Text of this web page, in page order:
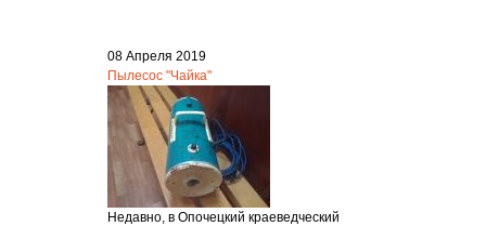
08 Апреля 2019
Пылесос "Чайка"
Недавно, в Опочецкий краеведческий